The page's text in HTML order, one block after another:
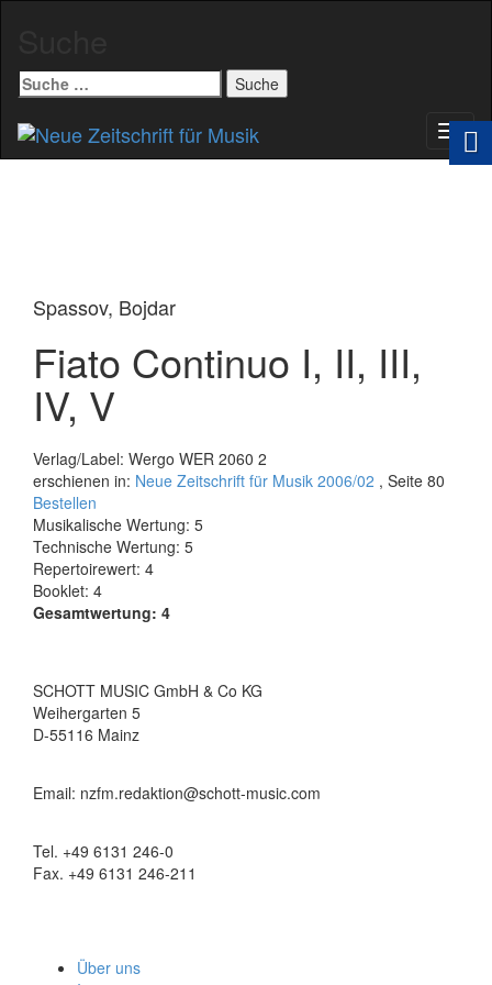
Suche
nach:
Spassov, Bojdar
Fiato Continuo I, II, III,
IV, V
Verlag/Label: Wergo WER 2060 2
erschienen in: Neue Zeitschrift für Musik 2006/02 , Seite 80
Bestellen
Musikalische Wertung: 5
Technische Wertung: 5
Repertoirewert: 4
Booklet: 4
Gesamtwertung: 4
SCHOTT MUSIC GmbH & Co KG
Weihergarten 5
D-55116 Mainz
Email: nzfm.redaktion@schott-music.com
Tel. +49 6131 246-0
Fax. +49 6131 246-211
Über uns